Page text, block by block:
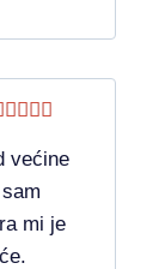
5od 5
većine
mi je